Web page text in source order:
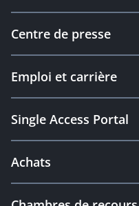
Centre de presse
Emploi et carrière
Single Access Portal
Achats